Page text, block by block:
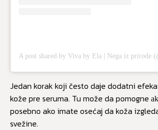
Jedan korak koji često daje dodatni
kože pre seruma. Tu može da pomogne
posebno ako imate osećaj da koža
svežine.